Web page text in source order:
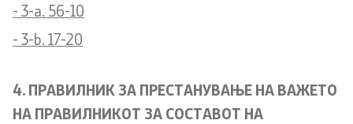
- 3-a. 56-10
- 3-b. 17-20
4. ПРАВИЛНИК ЗА ПРЕСТАНУВАЊЕ НА ВАЖЕТО
НА ПРАВИЛНИКОТ ЗА СОСТАВОТ НА